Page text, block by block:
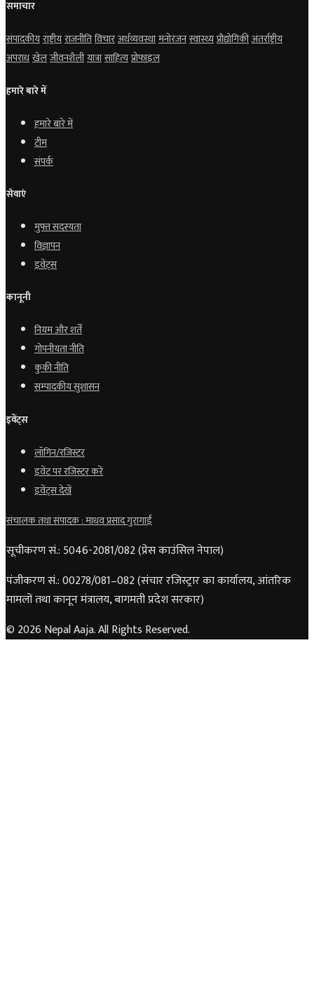
समाचार
संपादकीयराष्ट्रीयराजनीतिविचारअर्थव्यवस्थामनोरंजनस्वास्थ्यप्रौद्योगिकीअंतर्राष्ट्रीय
अपराधखेलजीवनशैलीयात्रासाहित्यप्रोफाइल
हमारे बारे में
हमारे बारे में
टीम
संपर्क
सेवाएं
मुफ्त सदस्यता
विज्ञापन
इवेंट्स
कानूनी
नियम और शर्तें
गोपनीयता नीति
कुकी नीति
सम्पादकीय सुशासन
इवेंट्स
लॉगिन/रजिस्टर
इवेंट पर रजिस्टर करें
इवेंट्स देखें
संचालक तथा संपादक : माधव प्रसाद गुरागाईं
सूचीकरण सं.: 5046-2081/082 (प्रेस काउंसिल नेपाल)
पंजीकरण सं.: 00278/081–082 (संचार रजिस्ट्रार का कार्यालय, आंतरिक
मामलों तथा कानून मंत्रालय, बागमती प्रदेश सरकार)
© 2026 Nepal Aaja. All Rights Reserved.